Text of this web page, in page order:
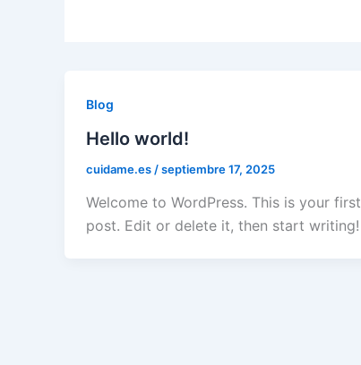
Blog
Hello world!
cuidame.es /septiembre 17, 2025
Welcome to WordPress. This is your first
post. Edit or delete it, then start writing!